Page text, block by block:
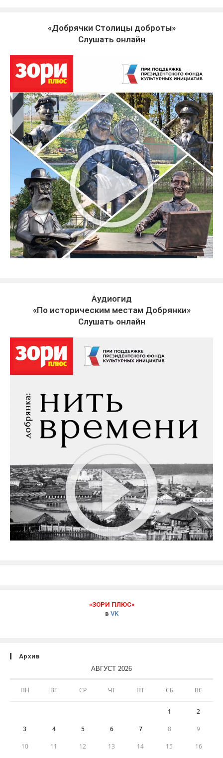
«Добрячки Столицы доброты»
Слушать онлайн
Аудиогид
«По историческим местам Добрянки»
Слушать онлайн
«ЗОРИ ПЛЮС»
в VK
Архив
АВГУСТ 2026
ПН ВТ СР ЧТ ПТ СБ ВС
1 2
3 4 5 6 7 8 9
10 11 12 13 14 15 16